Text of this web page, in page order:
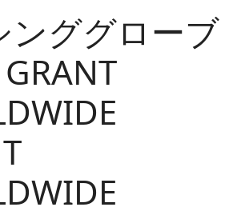
ー
ンググローブ